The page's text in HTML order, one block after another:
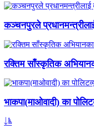
कञ्चनपुरले
रक्तिम साँस्कृतिक
भाकपा(माओवादी) का